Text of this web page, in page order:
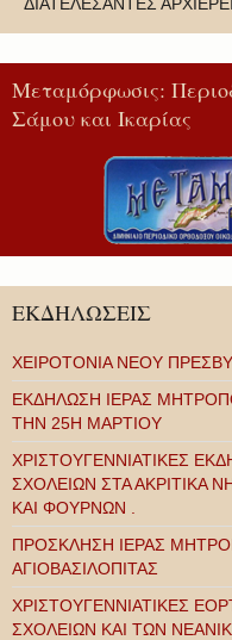
Μεταμόρφωσις:
Σάμου και Ικαρίας
ΕΚΔΗΛΩΣΕΙΣ
ΧΕΙΡΟΤΟΝΙΑ ΝΕΟΥ
ΕΚΔΗΛΩΣΗ ΙΕΡΑΣ
ΤΗΝ 25Η ΜΑΡΤΙΟΥ
ΧΡΙΣΤΟΥΓΕΝΝΙΑΤΙΚΕΣ
ΣΧΟΛΕΙΩΝ ΣΤΑ ΑΚΡΙΤΙΚΑ
ΚΑΙ ΦΟΥΡΝΩΝ .
ΠΡΟΣΚΛΗΣΗ ΙΕΡΑΣ
ΑΓΙΟΒΑΣΙΛΟΠΙΤΑΣ
ΧΡΙΣΤΟΥΓΕΝΝΙΑΤΙΚΕΣ
ΣΧΟΛΕΙΩΝ ΚΑΙ ΤΩΝ